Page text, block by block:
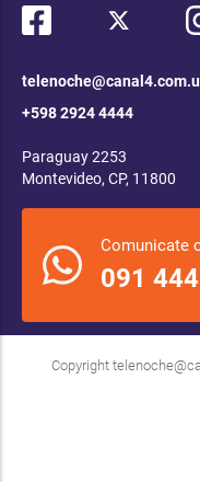
+598 2924 4444
Paraguay 2253
Montevideo, CP, 11800
Comunicate
091
Copyright